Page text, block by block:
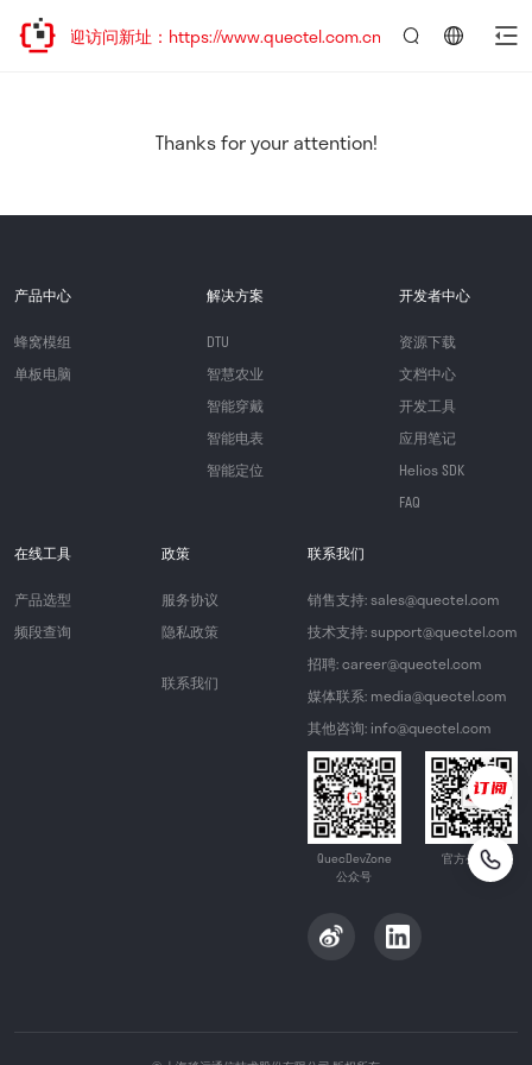
移，欢迎访问新址：https://www.quectel.com.cn
Thanks for your attention!
产品中心
蜂窝模组
单板电脑
解决方案
DTU
智慧农业
智能穿戴
智能电表
智能定位
开发者中心
资源下载
文档中心
开发工具
应用笔记
Helios SDK
FAQ
在线工具
产品选型
频段查询
政策
服务协议
隐私政策
联系我们
联系我们
销售支持: sales@quectel.com
技术支持: support@quectel.com
招聘: career@quectel.com
媒体联系: media@quectel.com
其他咨询: info@quectel.com
QuecDevZone
公众号
官方公众号